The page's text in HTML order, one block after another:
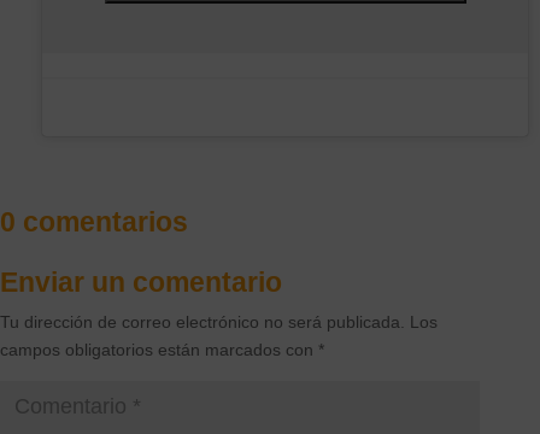
0 comentarios
Enviar un comentario
Tu dirección de correo electrónico no será publicada.
Los
campos obligatorios están marcados con *